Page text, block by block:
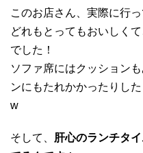
このお店さん、実際に行
どれもとってもおいしく
でした！
ソファ席にはクッション
ンにもたれかかったりし
w
そして、 肝心のランチタ